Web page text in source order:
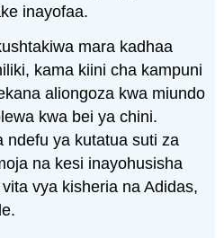
inayofaa.
mara kadhaa
kama kiini cha kampuni
aliongoza kwa miundo
kwa bei ya chini.
ndefu ya kutatua suti za
na kesi inayohusisha
vya kisheria na Adidas,